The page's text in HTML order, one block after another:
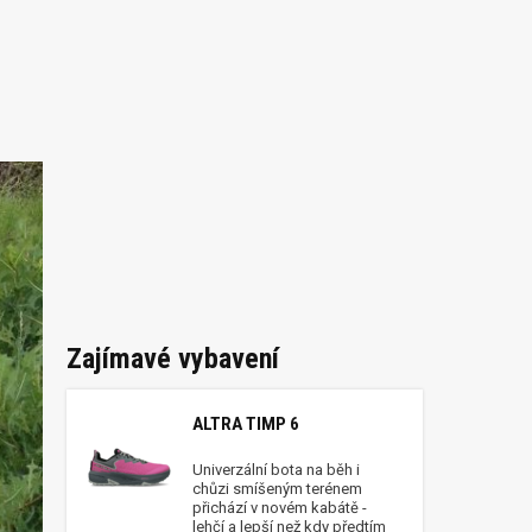
Zajímavé vybavení
ALTRA TIMP 6
Univerzální bota na běh i
chůzi smíšeným terénem
přichází v novém kabátě -
lehčí a lepší než kdy předtím